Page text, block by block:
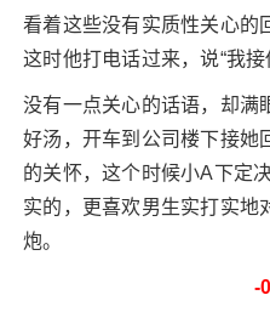
看着这些没有实质性关心的
这时他打电话过来，说“我接
没有一点关心的话语，却满
好汤，开车到公司楼下接她
的关怀，这个时候小A下定
实的，更喜欢男生实打实地
炮。
-